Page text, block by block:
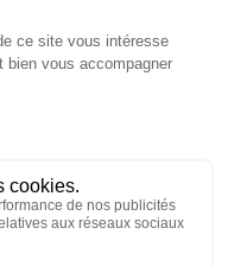
Fafeur
FRANCE
CGV